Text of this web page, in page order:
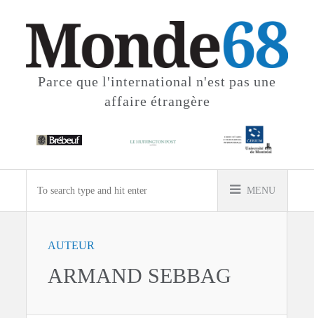
Parce que l'international n'est pas une
affaire étrangère
MENU
AUTEUR
ARMAND SEBBAG